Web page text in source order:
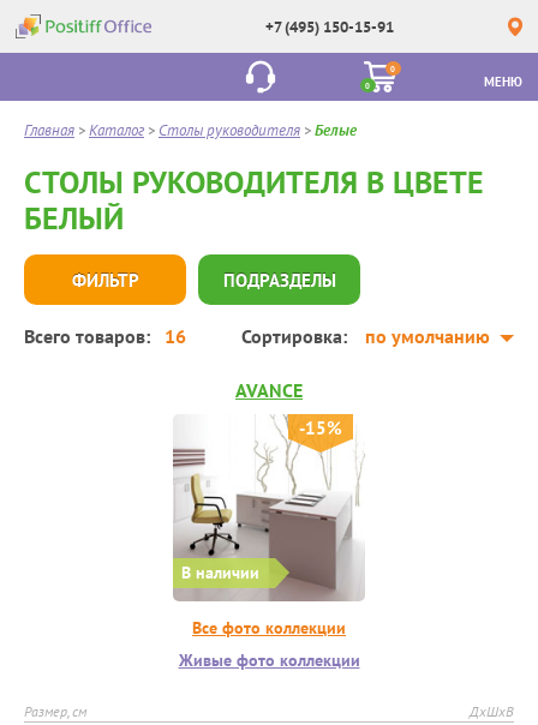
+7 (495) 150-15-91
0
0
МЕНЮ
Главная >Каталог > Столы руководителя >Белые
СТОЛЫ РУКОВОДИТЕЛЯ В ЦВЕТЕ
БЕЛЫЙ
ФИЛЬТР ПОДРАЗДЕЛЫ
Всего товаров: 16 Сортировка: по умолчанию
AVANCE
В наличии
-15%
Все фото коллекции
Живые фото коллекции
Размер, см ДхШхВ